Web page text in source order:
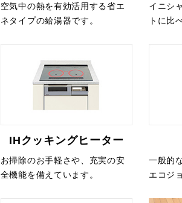
空気中の熱を有効活用する省エ
ネタイプの給湯器です。
イニシ
トに比
IHクッキングヒーター
お掃除のお手軽さや、充実の安
全機能を備えています。
一般的
エコジ